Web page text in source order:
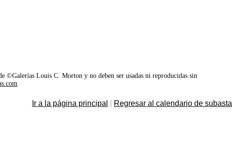
©Galerías Louis C. Morton y no deben ser usadas ni reproducidas sin
Ir a la página principal Regresar al calendario de